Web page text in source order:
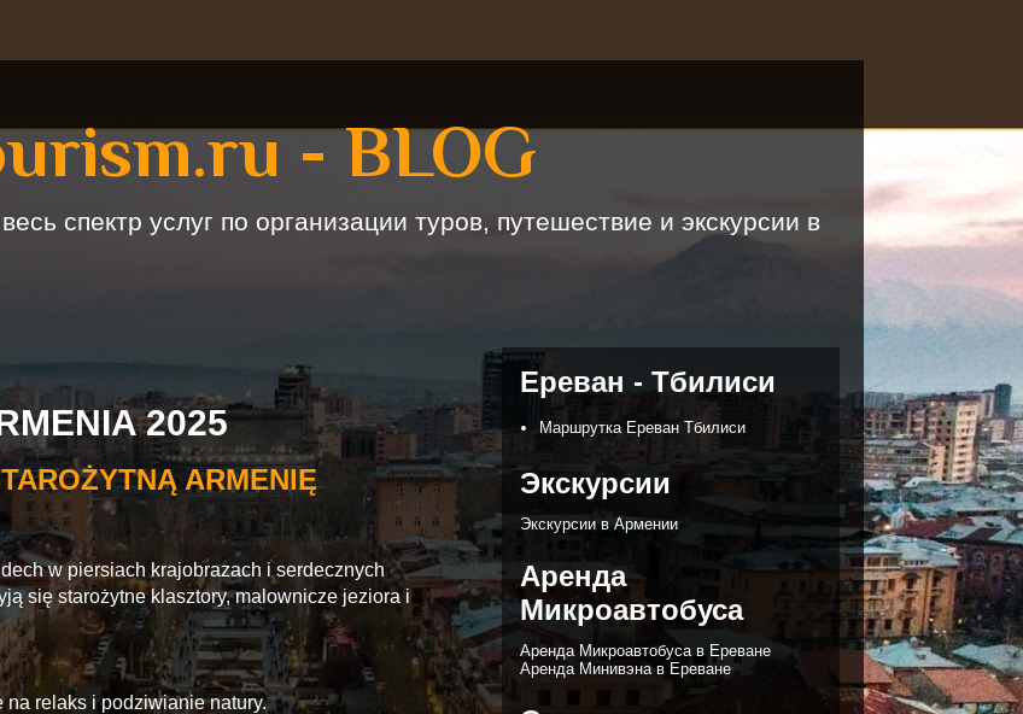
- BLOG
спектр услуг по организации туров, путешествие и экскурсии в
2025
ARMENIĘ
w piersiach krajobrazach i serdecznych
się starożytne klasztory, malownicze jeziora i
na relaks i podziwianie natury.
Ереван - Тбилиси
Маршрутка Ереван Тбилиси
Экскурсии
Экскурсии в Армении
Аренда
Микроавтобуса
Аренда Микроавтобуса в Ереване
Аренда Минивэна в Ереване